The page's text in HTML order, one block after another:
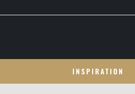
INSPIRATION